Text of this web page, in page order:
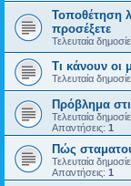
Τοποθέτηση
προσέξετε
Τελευταία
Τι κάνουν οι
Τελευταία
Πρόβλημα
Τελευταία
Απαντήσεις: 1
Πώς
Τελευταία
Απαντήσεις: 1